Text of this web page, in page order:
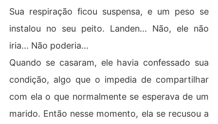
Sua respiração ficou suspensa, e um peso se
instalou no seu peito. Landen... Não, ele não
iria... Não poderia...
Quando se casaram, ele havia confessado sua
condição, algo que o impedia de compartilhar
com ela o que normalmente se esperava de um
marido. Então nesse momento, ela se recusou a